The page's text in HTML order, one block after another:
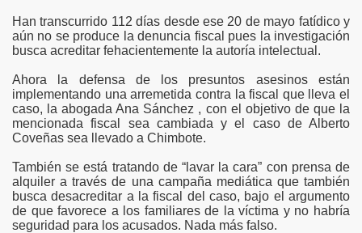
Han transcurrido 112 días desde ese 20 de mayo fatídico y
aún no se produce la denuncia fiscal pues la investigación
busca acreditar fehacientemente la autoría intelectual.
Ahora la defensa de los presuntos asesinos están
implementando una arremetida contra la fiscal que lleva el
caso, la abogada Ana Sánchez , con el objetivo de que la
mencionada fiscal sea cambiada y el caso de Alberto
Coveñas sea llevado a Chimbote.
También se está tratando de “lavar la cara” con prensa de
alquiler a través de una campaña mediática que también
busca desacreditar a la fiscal del caso, bajo el argumento
de que favorece a los familiares de la víctima y no habría
seguridad para los acusados. Nada más falso.
pero no sabes cómo hacer para que tus
cumple hoy 21 años